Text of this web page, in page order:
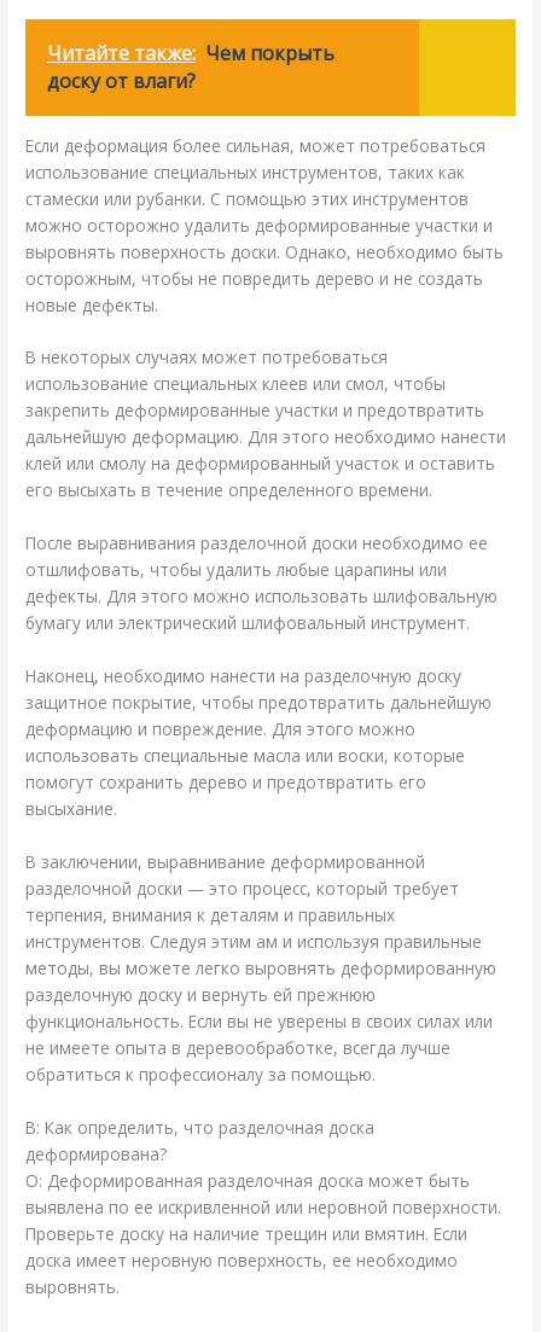
Читайте также: Чем покрыть
доску от влаги?
Если деформация более сильная, может потребоваться
использование специальных инструментов, таких как
стамески или рубанки. С помощью этих инструментов
можно осторожно удалить деформированные участки и
выровнять поверхность доски. Однако, необходимо быть
осторожным, чтобы не повредить дерево и не создать
новые дефекты.
В некоторых случаях может потребоваться
использование специальных клеев или смол, чтобы
закрепить деформированные участки и предотвратить
дальнейшую деформацию. Для этого необходимо нанести
клей или смолу на деформированный участок и оставить
его высыхать в течение определенного времени.
После выравнивания разделочной доски необходимо ее
отшлифовать, чтобы удалить любые царапины или
дефекты. Для этого можно использовать шлифовальную
бумагу или электрический шлифовальный инструмент.
Наконец, необходимо нанести на разделочную доску
защитное покрытие, чтобы предотвратить дальнейшую
деформацию и повреждение. Для этого можно
использовать специальные масла или воски, которые
помогут сохранить дерево и предотвратить его
высыхание.
В заключении, выравнивание деформированной
разделочной доски — это процесс, который требует
терпения, внимания к деталям и правильных
инструментов. Следуя этим ам и используя правильные
методы, вы можете легко выровнять деформированную
разделочную доску и вернуть ей прежнюю
функциональность. Если вы не уверены в своих силах или
не имеете опыта в деревообработке, всегда лучше
обратиться к профессионалу за помощью.
В: Как определить, что разделочная доска
деформирована?
О: Деформированная разделочная доска может быть
выявлена по ее искривленной или неровной поверхности.
Проверьте доску на наличие трещин или вмятин. Если
доска имеет неровную поверхность, ее необходимо
выровнять.